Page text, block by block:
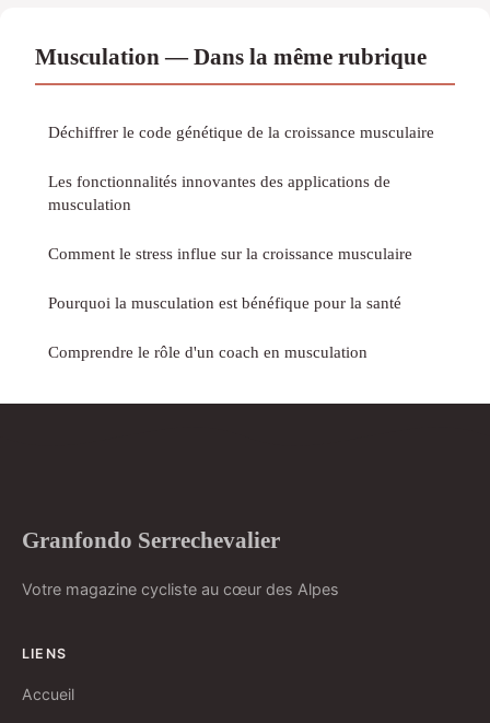
Musculation — Dans la même rubrique
Déchiffrer le code génétique de la croissance musculaire
Les fonctionnalités innovantes des applications de
musculation
Comment le stress influe sur la croissance musculaire
Pourquoi la musculation est bénéfique pour la santé
Comprendre le rôle d'un coach en musculation
Granfondo Serrechevalier
Votre magazine cycliste au cœur des Alpes
LIENS
Accueil